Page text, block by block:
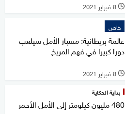
l 8 فبراير 2021
خاص
عالمة بريطانية: مسبار الأمل سيلعب
دورا كبيرا في فهم المريخ
l 8 فبراير 2021
بداية الحكاية
480 مليون كيلومتر إلى الأمل الأحمر